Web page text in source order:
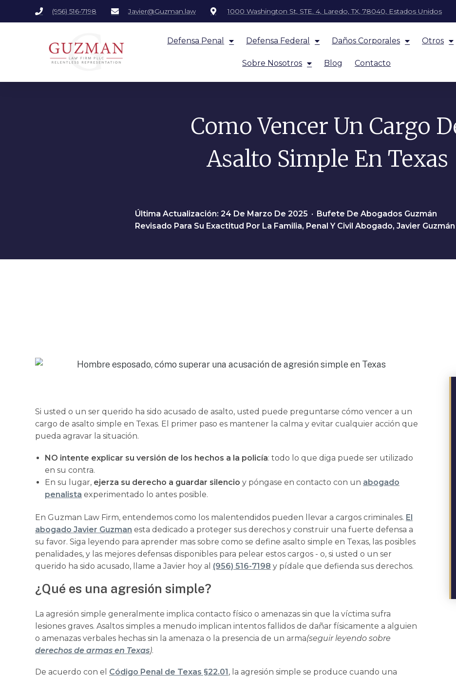
(956) 516-7198 Javier@Guzman.law 1000 Washington St, STE. 4, Laredo, TX, 78040, Estados Unidos
Defensa Penal Defensa Federal Daños Corporales Otros
Sobre Nosotros Blog Contacto
Como Vencer Un Cargo
Asalto Simple En Texas
Última Actualización: 24 De Marzo De 2025 • Bufete De Abogados Guzmán
Revisado Para Su Exactitud Por La Familia, Penal Y Civil Abogado, Javier Guzmán
Si usted o un ser querido ha sido acusado de asalto, usted puede preguntarse cómo vencer a un
cargo de asalto simple en Texas. El primer paso es mantener la calma y evitar cualquier acción que
pueda agravar la situación.
NO intente explicar su versión de los hechos a la policía: todo lo que diga puede ser utilizado
en su contra.
En su lugar, ejerza su derecho a guardar silencio y póngase en contacto con un abogado
penalista experimentado lo antes posible.
En Guzman Law Firm, entendemos como los malentendidos pueden llevar a cargos criminales. El
abogado Javier Guzman esta dedicado a proteger sus derechos y construir una fuerte defensa a
su favor. Siga leyendo para aprender mas sobre como se define asalto simple en Texas, las posibles
penalidades, y las mejores defensas disponibles para pelear estos cargos - o, si usted o un ser
querido ha sido acusado, llame a Javier hoy al (956) 516-7198 y pídale que defienda sus derechos.
¿Qué es una agresión simple?
La agresión simple generalmente implica contacto físico o amenazas sin que la víctima sufra
lesiones graves. Asaltos simples a menudo implican intentos fallidos de dañar físicamente a alguien
o amenazas verbales hechas sin la amenaza o la presencia de un arma(seguir leyendo sobre
derechos de armas en Texas).
De acuerdo con el Código Penal de Texas §22.01, la agresión simple se produce cuando una